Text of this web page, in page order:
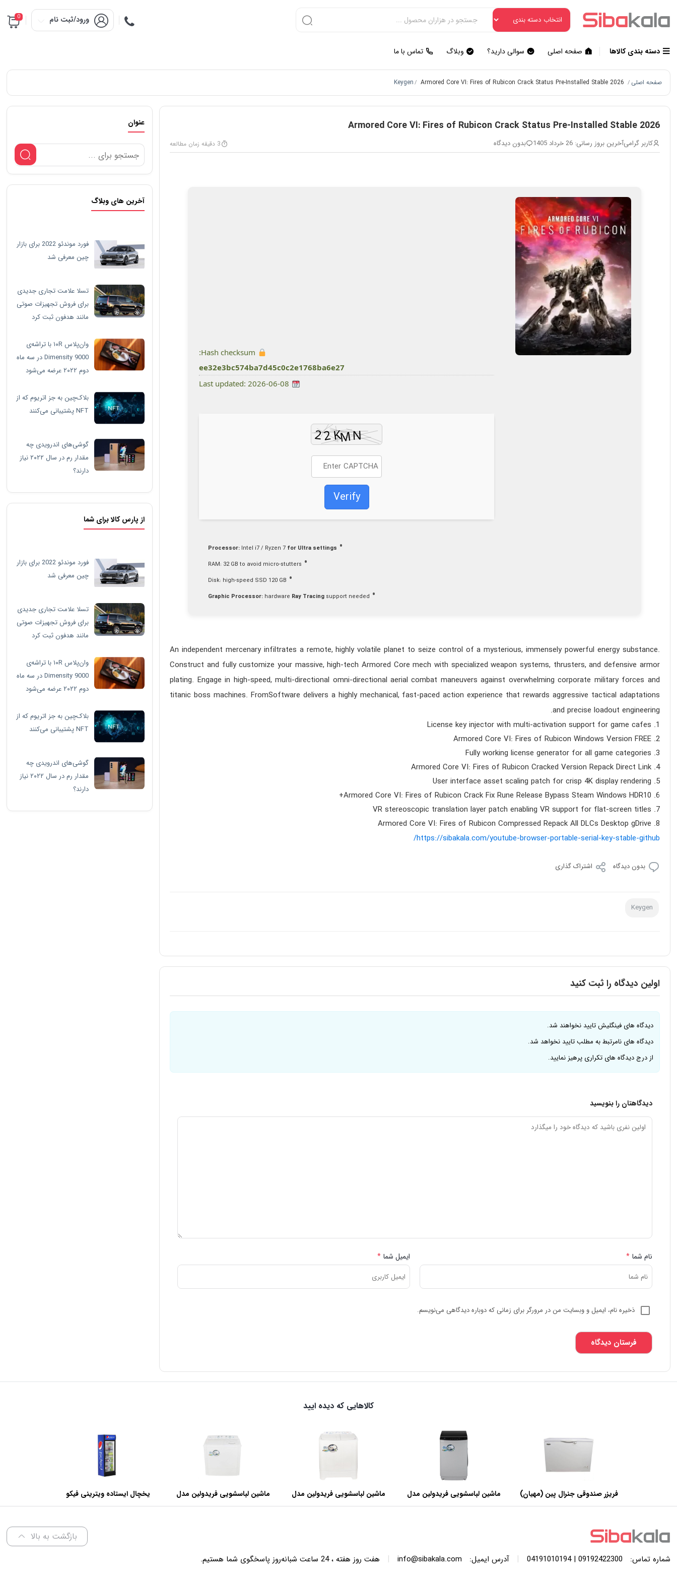
ورود/ثبت نام 0
دسته بندی کالاها صفحه اصلی سوالی دارید؟ وبلاگ تماس با ما
صفحه اصلی /
Keygen/ Armored Core VI: Fires of Rubicon Crack Status Pre-Installed Stable 2026
Armored Core VI: Fires of Rubicon Crack Status Pre-Installed Stable 2026
کاربر گرامیآخرین بروز رسانی: 26 خرداد 1405 بدون دیدگاه 3 دقیقه زمان مطالعه
ee32e3bc574ba7d45c0c2e1768ba6e27
Verify
Processor: Intel i7 / Ryzen 7 for Ultra settings
RAM: 32 GB to avoid micro-stutters
Disk: high-speed SSD 120 GB
Graphic Processor: hardware Ray Tracing support needed
An independent mercenary infiltrates a remote, highly volatile planet to seize control of a mysterious, immensely powerful energy substance.
Construct and fully customize your massive, high-tech Armored Core mech with specialized weapon systems, thrusters, and defensive armor
plating. Engage in high-speed, multi-directional omni-directional aerial combat maneuvers against overwhelming corporate military forces and
titanic boss machines. FromSoftware delivers a highly mechanical, fast-paced action experience that rewards aggressive tactical adaptations
and precise loadout engineering.
License key injector with multi-activation support for game cafes
Armored Core VI: Fires of Rubicon Windows Version FREE
Fully working license generator for all game categories
Armored Core VI: Fires of Rubicon Cracked Version Repack Direct Link
User interface asset scaling patch for crisp 4K display rendering
Armored Core VI: Fires of Rubicon Crack Fix Rune Release Bypass Steam Windows HDR10+
VR stereoscopic translation layer patch enabling VR support for flat-screen titles
Armored Core VI: Fires of Rubicon Compressed Repack All DLCs Desktop gDrive
https://sibakala.com/youtube-browser-portable-serial-key-stable-github/
بدون دیدگاه اشتراک گذاری
Keygen
اولین دیدگاه را ثبت کنید
دیدگاه های فینگلیش تایید نخواهند شد.
دیدگاه های نامرتبط به مطلب تایید نخواهد شد.
از درج دیدگاه های تکراری پرهیز نمایید.
دیدگاهتان را بنویسید
نام شما * ایمیل شما *
ذخیره نام، ایمیل و وبسایت من در مرورگر برای زمانی که دوباره دیدگاهی می‌نویسم.
عنوان
آخرین های وبلاگ
فورد موندئو 2022 برای بازار
چین معرفی شد
تسلا علامت تجاری جدیدی
برای فروش تجهیزات صوتی
مانند هدفون ثبت کرد
وان‌پلاس ۱۰R با تراشه‌ی
Dimensity 9000 در سه ماه
دوم ۲۰۲۲ عرضه می‌شود
بلاک‌چین به جز اتریوم که از
NFT پشتیبانی می‌کنند
گوشی‌های اندرویدی چه
مقدار رم در سال ۲۰۲۲ نیاز
دارند؟
از پارس کالا برای شما
فورد موندئو 2022 برای بازار
چین معرفی شد
تسلا علامت تجاری جدیدی
برای فروش تجهیزات صوتی
مانند هدفون ثبت کرد
وان‌پلاس ۱۰R با تراشه‌ی
Dimensity 9000 در سه ماه
دوم ۲۰۲۲ عرضه می‌شود
بلاک‌چین به جز اتریوم که از
NFT پشتیبانی می‌کنند
گوشی‌های اندرویدی چه
مقدار رم در سال ۲۰۲۲ نیاز
دارند؟
کالاهایی که دیده ایید
فریزر صندوقی جنرال پین (مهیان)
با ظرفیت 440 لیتر
ماشین لباسشویی فریدولین مدل
SWF120A ظرفیت 12 کیلوگرم
ماشین لباسشویی فریدولین مدل
SWT68 ظرفیت 6.8 کیلوگرم
ماشین لباسشویی فریدولین مدل
SWT150 ظرفیت 15 کیلوگرم
یخچال ایستاده ویترینی فیکو
عرض 60 سانتی متر
بازگشت به بالا
شماره تماس: 09192422300 | 04191010194
| آدرس ایمیل: info@sibakala.com
| هفت روز هفته ، 24 ساعت شبانه‌روز پاسخگوی شما هستیم.